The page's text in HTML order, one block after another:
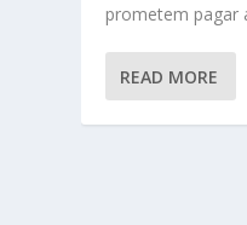
prometem pagar
READ MORE